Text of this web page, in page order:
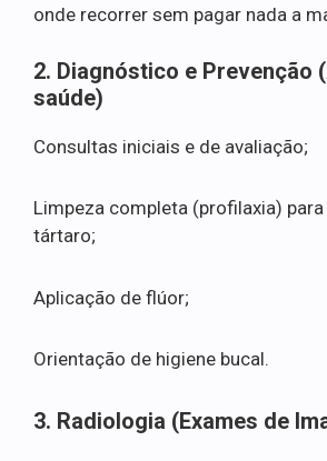
onde recorrer sem pagar nada a
2. Diagnóstico e Prevenção
saúde)
Consultas iniciais e de avaliação;
Limpeza completa (profilaxia)
tártaro;
Aplicação de flúor;
Orientação de higiene bucal.
3. Radiologia (Exames de